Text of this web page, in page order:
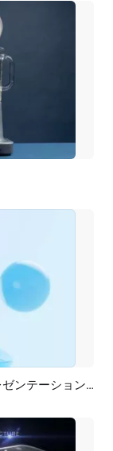
ブルーモダンビジネスモバイルアプリプレゼンテーションモックアップ製品プロモーション